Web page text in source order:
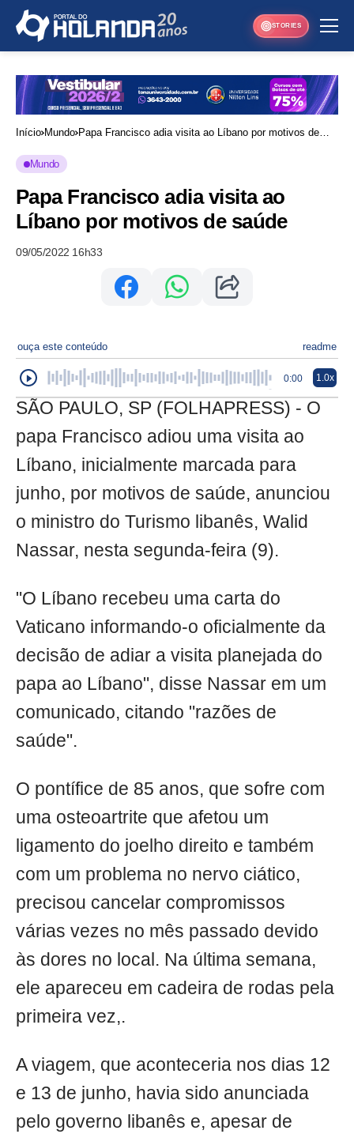
STORIES
Início Mundo Papa Francisco adia visita ao Líbano por motivos de
Mundo
Papa Francisco adia visita ao
Líbano por motivos de saúde
09/05/2022 16h33
ouça este conteúdo readme
0:00 1.0x
SÃO PAULO, SP (FOLHAPRESS) - O
papa Francisco adiou uma visita ao
Líbano, inicialmente marcada para
junho, por motivos de saúde, anunciou
o ministro do Turismo libanês, Walid
Nassar, nesta segunda-feira (9).
"O Líbano recebeu uma carta do
Vaticano informando-o oficialmente da
decisão de adiar a visita planejada do
papa ao Líbano", disse Nassar em um
comunicado, citando "razões de
saúde".
O pontífice de 85 anos, que sofre com
uma osteoartrite que afetou um
ligamento do joelho direito e também
com um problema no nervo ciático,
precisou cancelar compromissos
várias vezes no mês passado devido
às dores no local. Na última semana,
ele apareceu em cadeira de rodas pela
primeira vez,.
A viagem, que aconteceria nos dias 12
e 13 de junho, havia sido anunciada
pelo governo libanês e, apesar de